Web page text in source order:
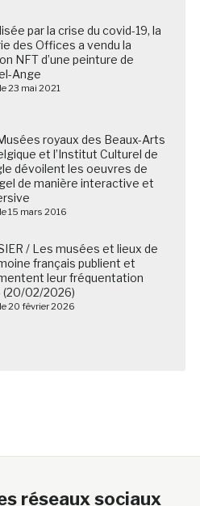
par la crise du covid-19, la
des Offices a vendu la
NFT d’une peinture de
Ange
23 mai 2021
Beaux-Arts de Belgique et
dévoilent les oeuvres de
et immersive
/ Les musées et lieux de
français publient et
(20/02/2026)
20 février 2026